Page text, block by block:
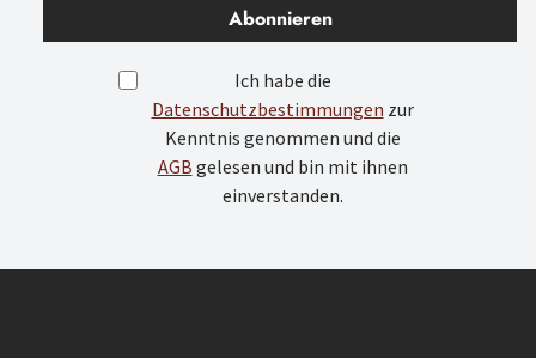
Abonnieren
Ich habe die
Datenschutzbestimmungen zur
Kenntnis genommen und die
AGB gelesen und bin mit ihnen
einverstanden.